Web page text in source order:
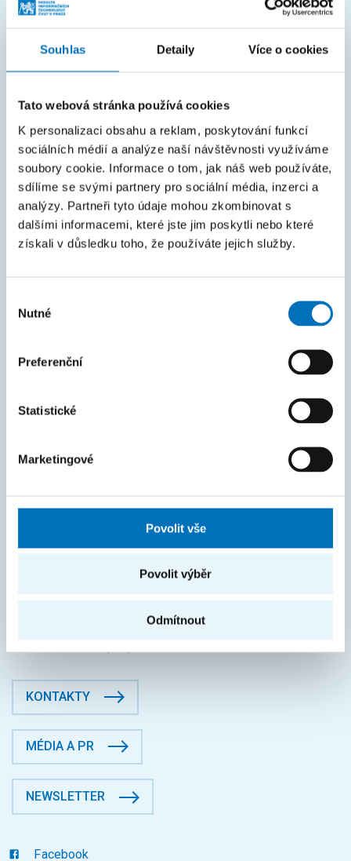
Souhlas Detaily Více o cookies
Tato webová stránka používá cookies
K personalizaci obsahu a reklam, poskytování funkcí
sociálních médií a analýze naší návštěvnosti využíváme
soubory cookie. Informace o tom, jak náš web používáte,
sdílíme se svými partnery pro sociální média, inzerci a
analýzy. Partneři tyto údaje mohou zkombinovat s
dalšími informacemi, které jste jim poskytli nebo které
získali v důsledku toho, že používáte jejich služby.
souhlasu
Nutné
Preferenční
Statistické
Marketingové
Povolit vše
Povolit výběr
Odmítnout
ČASTO HLEDÁTE
Harmonogram akademického roku
Průvodce studiem
Rozcestník systémů
KOS
Courses
Intranet
Studium
Spolupráce
Život na FIT
IČO: 68407700
České vysoké učení technické v Praze
Fakulta informačních technologií
KONTAKTY
MÉDIA A PR
NEWSLETTER
Facebook